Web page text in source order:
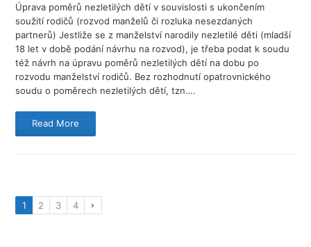
Úprava poměrů nezletilých dětí v souvislosti s ukončením
soužití rodičů (rozvod manželů či rozluka nesezdaných
partnerů) Jestliže se z manželství narodily nezletilé děti (mladší
18 let v době podání návrhu na rozvod), je třeba podat k soudu
též návrh na úpravu poměrů nezletilých dětí na dobu po
rozvodu manželství rodičů. Bez rozhodnutí opatrovnického
soudu o poměrech nezletilých dětí, tzn….
Read More
1 2 3 4